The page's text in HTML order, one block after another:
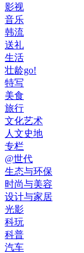
影视
音乐
韩流
送礼
生活
壮龄go!
特写
美食
旅行
文化艺术
人文史地
专栏
@世代
生态与环保
时尚与美容
设计与家居
光影
科玩
科普
汽车